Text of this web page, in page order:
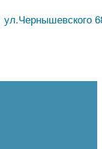
ул.Чернышевского